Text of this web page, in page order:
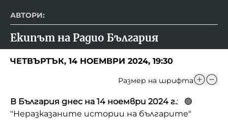
АВТОРИ:
Екипът на Радио България
ЧЕТВЪРТЪК, 14 НОЕМВРИ 2024, 19:30
Размер на шрифта
В България днес на 14 ноември 2024 г.: 🟢
"Неразказаните истории на българите"